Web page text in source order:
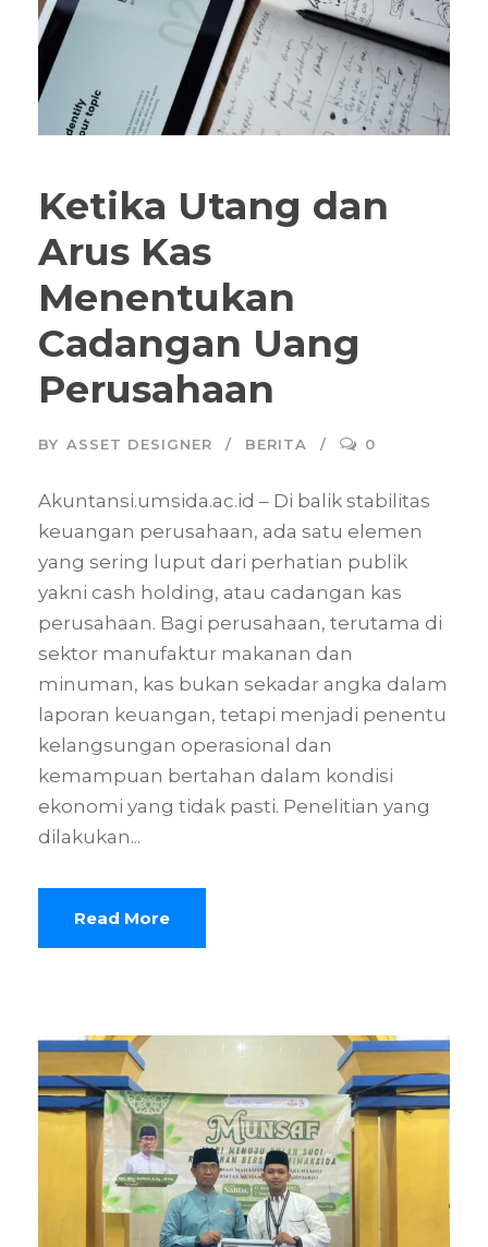
Ketika Utang dan
Arus Kas
Menentukan
Cadangan Uang
Perusahaan
BY ASSET DESIGNER BERITA 0
Akuntansi.umsida.ac.id – Di balik stabilitas
keuangan perusahaan, ada satu elemen
yang sering luput dari perhatian publik
yakni cash holding, atau cadangan kas
perusahaan. Bagi perusahaan, terutama di
sektor manufaktur makanan dan
minuman, kas bukan sekadar angka dalam
laporan keuangan, tetapi menjadi penentu
kelangsungan operasional dan
kemampuan bertahan dalam kondisi
ekonomi yang tidak pasti. Penelitian yang
dilakukan...
Read More